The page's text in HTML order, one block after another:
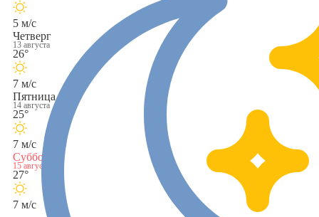
5 м/с
Четверг
13 августа
26°
7 м/с
Пятница
14 августа
25°
7 м/с
Суббота
15 августа
27°
7 м/с